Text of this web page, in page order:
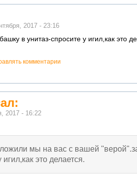
2017 - 23:16
в унитаз-спросите у игил,как это
комментарии
2017 - 16:22
ложили мы на вас с вашей
это делается.